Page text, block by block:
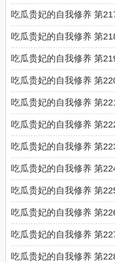
吃瓜贵妃的自我修养 第
吃瓜贵妃的自我修养 第
吃瓜贵妃的自我修养 第
吃瓜贵妃的自我修养 第
吃瓜贵妃的自我修养 第
吃瓜贵妃的自我修养 第
吃瓜贵妃的自我修养 第
吃瓜贵妃的自我修养 第
吃瓜贵妃的自我修养 第
吃瓜贵妃的自我修养 第
吃瓜贵妃的自我修养 第
吃瓜贵妃的自我修养 第